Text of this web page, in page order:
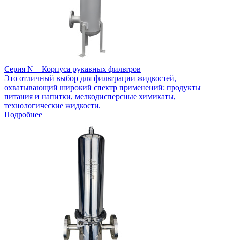
Серия N – Корпуса рукавных фильтров
Это отличный выбор для фильтрации жидкостей,
охватывающий широкий спектр применений: продукты
питания и напитки, мелкодисперсные химикаты,
технологические жидкости.
Подробнее